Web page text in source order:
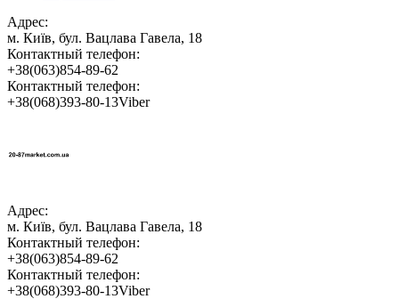
Адрес:
м. Київ, бул. Вацлава Гавела, 18
Контактный телефон:
+38(063)854-89-62
Контактный телефон:
+38(068)393-80-13Viber
Адрес:
м. Київ, бул. Вацлава Гавела, 18
Контактный телефон:
+38(063)854-89-62
Контактный телефон:
+38(068)393-80-13Viber